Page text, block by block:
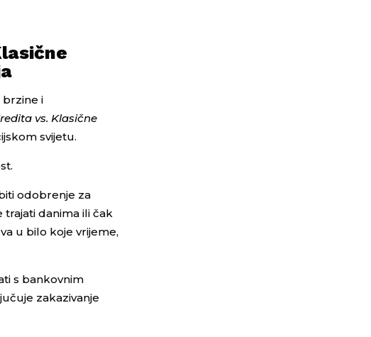
i
vs. Klasične
svijetu.
odobrenje za
danima ili čak
u bilo koje vrijeme,
s bankovnim
zakazivanje